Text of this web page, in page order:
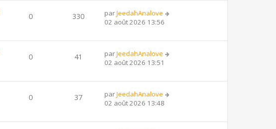
0 330 parJeedahAnalove
02 août 2026 13:56
0 41 parJeedahAnalove
02 août 2026 13:51
0 37 parJeedahAnalove
02 août 2026 13:48